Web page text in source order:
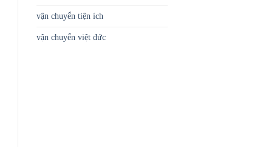
vận chuyển tiện ích
vận chuyển việt đức